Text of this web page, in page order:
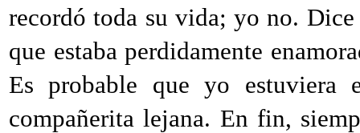
recordó toda su vida; yo no.
que estaba perdidamente
Es probable que yo estuviera
compañerita lejana. En fin,